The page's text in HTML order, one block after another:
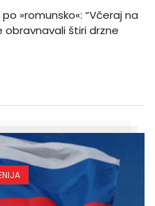
»romunsko«: “Včeraj na
obravnavali štiri drzne